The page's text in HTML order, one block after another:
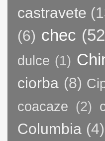
castravete
(6) chec
dulce (1)
ciorba (8)
coacaze (2)
Columbia (4)